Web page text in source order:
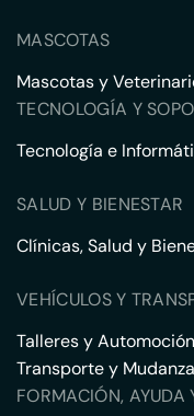
MASCOTAS
Mascotas y
TECNOLOGÍA Y
Tecnología e
SALUD Y BIENESTAR
Clínicas, Salud y
VEHÍCULOS Y
Talleres y Automoción
Transporte y
FORMACIÓN, AYUDA